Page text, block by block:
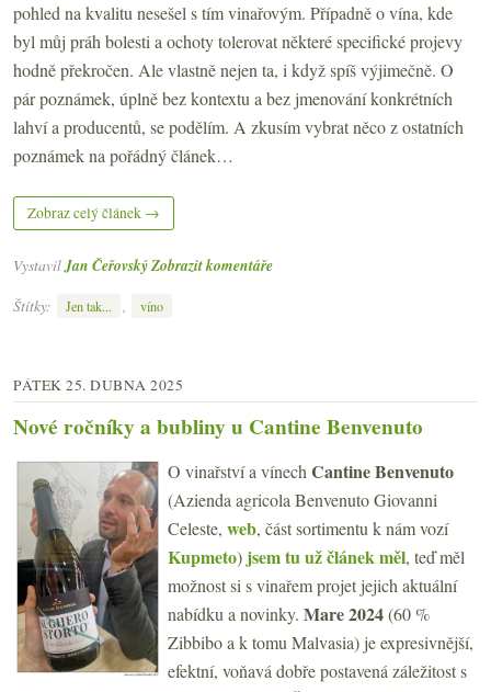
pohled na kvalitu nesešel s tím vinařovým. Případně o vína, kde
byl můj práh bolesti a ochoty tolerovat některé specifické projevy
hodně překročen. Ale vlastně nejen ta, i když spíš výjimečně. O
pár poznámek, úplně bez kontextu a bez jmenování konkrétních
lahví a producentů, se podělím. A zkusím vybrat něco z ostatních
poznámek na pořádný článek…
Zobraz celý článek →
VystavilJan ČeřovskýZobrazit komentáře
Štítky:
Jen tak... , víno
PÁTEK 25. DUBNA 2025
Nové ročníky a bubliny u Cantine Benvenuto
O vinařství a vínech Cantine Benvenuto
(Azienda agricola Benvenuto Giovanni
Celeste, web, část sortimentu k nám vozí
Kupmeto) jsem tu už článek měl, teď měl
možnost si s vinařem projet jejich aktuální
nabídku a novinky. Mare 2024(60 %
Zibbibo a k tomu Malvasia) je expresivnější,
efektní, voňavá dobře postavená záležitost s